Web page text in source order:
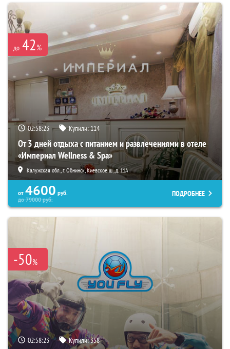
до 42%
02:58:21 Купили:114
От 3 дней отдыха с питанием и развлечениями в отеле
«Империал Wellness & Spa»
Калужская обл., г. Обнинск, Киевское ш., д. 11А
от 4600 руб.
до79000руб.
ПОДРОБНЕЕ
-50%
02:58:21 Купили:358